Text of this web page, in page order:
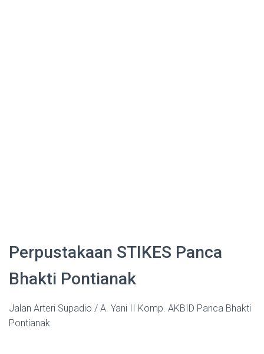
Perpustakaan STIKES Panca
Bhakti Pontianak
Jalan Arteri Supadio / A. Yani II Komp. AKBID Panca Bhakti
Pontianak